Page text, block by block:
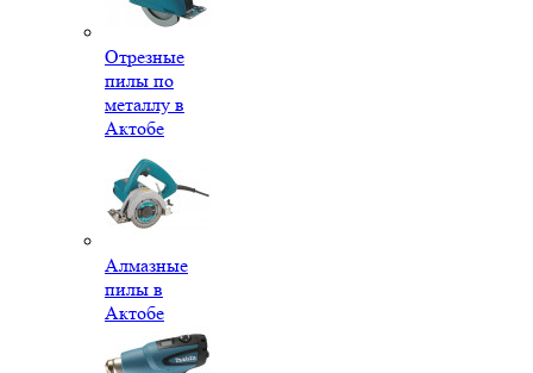
Отрезные
пилы по
металлу в
Актобе
Алмазные
пилы в
Актобе